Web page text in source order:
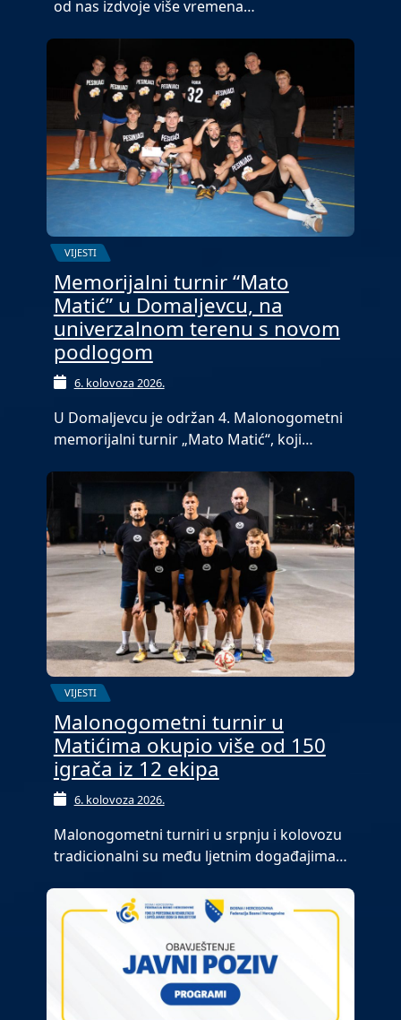
od nas izdvoje više vremena…
VIJESTI
Memorijalni turnir “Mato
Matić” u Domaljevcu, na
univerzalnom terenu s novom
podlogom
6. kolovoza 2026.
U Domaljevcu je održan 4. Malonogometni
memorijalni turnir „Mato Matić“, koji…
VIJESTI
Malonogometni turnir u
Matićima okupio više od 150
igrača iz 12 ekipa
6. kolovoza 2026.
Malonogometni turniri u srpnju i kolovozu
tradicionalni su među ljetnim događajima…